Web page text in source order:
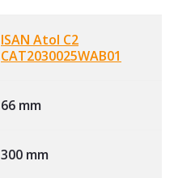
ISAN Atol C2
CAT2030025WAB01
66 mm
300 mm